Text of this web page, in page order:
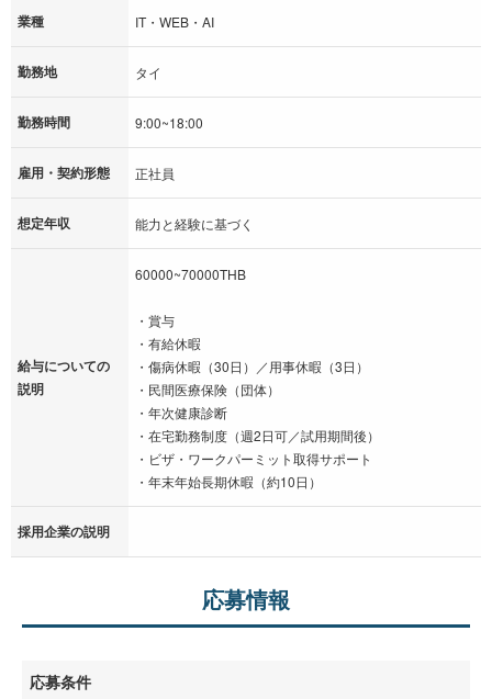
業種 IT・WEB・AI
勤務地 タイ
勤務時間 9:00~18:00
雇用・契約形態 正社員
想定年収 能力と経験に基づく
給与についての
説明
60000~70000THB
・賞与
・有給休暇
・傷病休暇（30日）／用事休暇（3日）
・民間医療保険（団体）
・年次健康診断
・在宅勤務制度（週2日可／試用期間後）
・ビザ・ワークパーミット取得サポート
・年末年始長期休暇（約10日）
採用企業の説明
応募情報
応募条件